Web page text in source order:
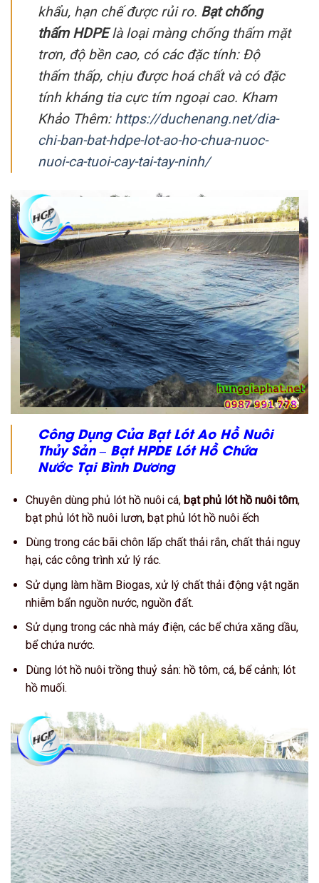
khẩu, hạn chế được rủi ro. Bạt chống
thấm HDPElà loại màng chống thấm mặt
trơn, độ bền cao, có các đặc tính: Độ
thấm thấp, chịu được hoá chất và có đặc
tính kháng tia cực tím ngoại cao. Kham
Khảo Thêm: https://duchenang.net/dia-
chi-ban-bat-hdpe-lot-ao-ho-chua-nuoc-
nuoi-ca-tuoi-cay-tai-tay-ninh/
Công Dụng Của Bạt Lót Ao Hồ Nuôi
Thủy Sản – Bạt HPDE Lót Hồ Chứa
Nước Tại Bình Dương
Chuyên dùng phủ lót hồ nuôi cá, bạt phủ lót hồ nuôi tôm,
bạt phủ lót hồ nuôi lươn, bạt phủ lót hồ nuôi ếch
Dùng trong các bãi chôn lấp chất thải rắn, chất thải nguy
hại, các công trình xử lý rác.
Sử dụng làm hầm Biogas, xử lý chất thải động vật ngăn
nhiễm bẩn nguồn nước, nguồn đất.
Sử dụng trong các nhà máy điện, các bể chứa xăng dầu,
bể chứa nước.
Dùng lót hồ nuôi trồng thuỷ sản: hồ tôm, cá, bể cảnh; lót
hồ muối.